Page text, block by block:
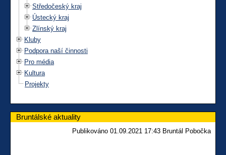
Středočeský kraj
Ústecký kraj
Zlínský kraj
Kluby
Podpora naší činnosti
Pro média
Kultura
Projekty
Bruntálské aktuality
Publikováno 01.09.2021 17:43 Bruntál Pobočka